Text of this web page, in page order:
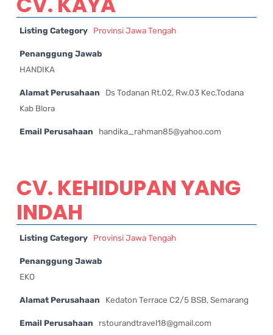
Listing Category Provinsi Jawa Tengah
Penanggung Jawab
HANDIKA
Alamat Perusahaan
Ds Todanan Rt.02, Rw.03 Kec.Todana
Kab Blora
Email Perusahaan handika_rahman85@yahoo.com
CV. KEHIDUPAN YANG
INDAH
Listing Category Provinsi Jawa Tengah
Penanggung Jawab
EKO
Alamat Perusahaan Kedaton Terrace C2/5 BSB, Semarang
Email Perusahaan rstourandtravel18@gmail.com